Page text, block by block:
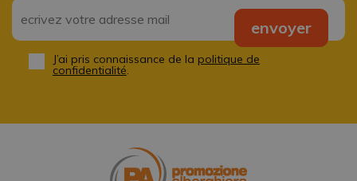
Email
Privacy*
J’ai pris connaissance de la politique de
confidentialité.
envoyer